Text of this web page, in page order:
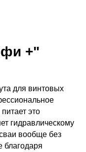
+"
для винтовых
это
гидравлическому
вообще без
благодаря